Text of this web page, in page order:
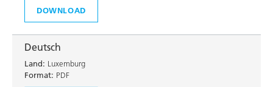
DOWNLOAD
Deutsch
Land: Luxemburg
Format: PDF